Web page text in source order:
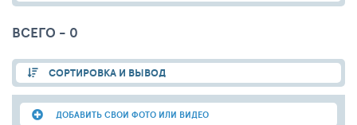
ВСЕГО - 0
СОРТИРОВКА И ВЫВОД
ДОБАВИТЬ СВОИ ФОТО ИЛИ ВИДЕО